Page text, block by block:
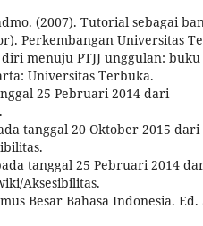
(2007). Tutorial sebagai
Perkembangan Universitas
menuju PTJJ unggulan:
Universitas Terbuka.
25 Pebruari 2014 dari
tanggal 20 Oktober 2015 dari
tanggal 25 Pebruari 2014
Aksesibilitas.
Besar Bahasa Indonesia.